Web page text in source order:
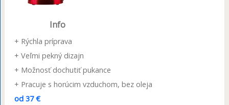
Info
+ Rýchla príprava
+ Veľmi pekný dizajn
+ Možnosť dochutiť pukance
+ Pracuje s horúcim vzduchom, bez oleja
od 37 €